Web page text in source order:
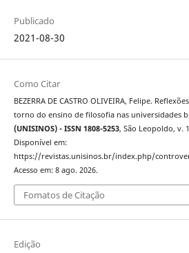
Publicado
2021-08-30
Como Citar
BEZERRA DE CASTRO OLIVEIRA, Felipe.
torno do ensino de filosofia nas universidades
(UNISINOS) - ISSN 1808-5253, São Leopoldo, v.
Disponível em:
https://revistas.unisinos.br/index.php/
Acesso em: 8 ago. 2026.
Fomatos de Citação
Edição